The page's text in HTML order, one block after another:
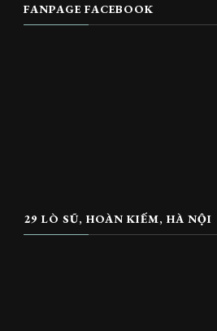
FANPAGE FACEBOOK
29 LÒ SŨ, HOÀN KIẾM, HÀ NỘI